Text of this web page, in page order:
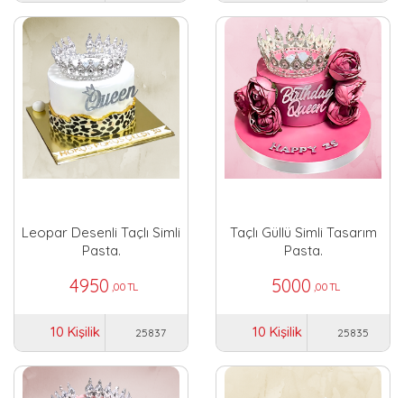
Leopar Desenli Taçlı Simli
Pasta.
4950 ,00 TL
10 Kişilik 25837
Taçlı Güllü Simli Tasarım
Pasta.
5000 ,00 TL
10 Kişilik 25835